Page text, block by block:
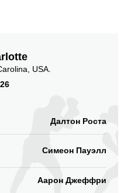
USA.
Далтон Роста
Симеон Пауэлл
Аарон Джеффри